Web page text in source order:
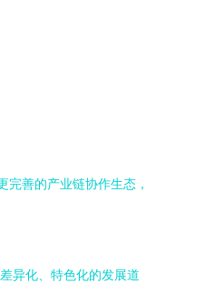
善的产业链协作生态，
异化、特色化的发展道